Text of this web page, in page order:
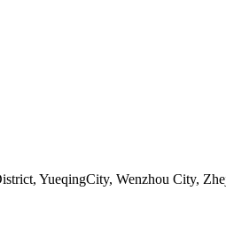
YueqingCity, Wenzhou City,